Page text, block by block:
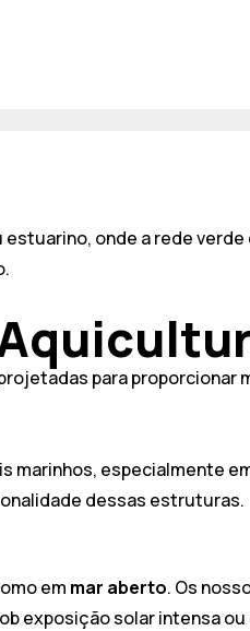
para proporcionar
especialmente
dessas estruturas.
em mar aberto. Os
exposição solar intensa